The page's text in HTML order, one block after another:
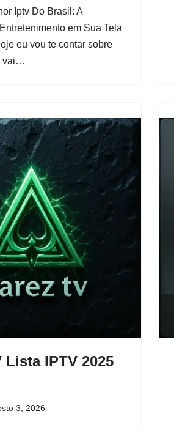
Iptv Do Brasil: A
em Sua Tela
eu vou te contar sobre
vai…
Lista IPTV 2025
3, 2026